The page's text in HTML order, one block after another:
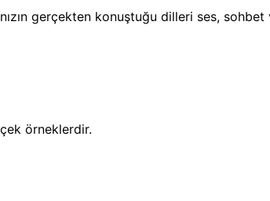
gerçekten konuştuğu dilleri ses,
örneklerdir.